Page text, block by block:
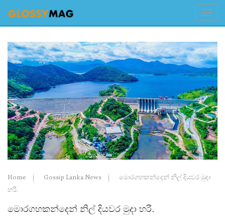
Home Gossip Lanka News
මොරගහකන්දෙන් නිල් දියවර මුදා
හරී.
මොරගහකන්දෙන් නිල් දියවර මුදා හරී.